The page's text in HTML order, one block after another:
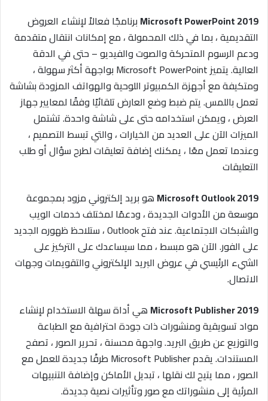
Microsoft PowerPoint 2019 برنامجًا فعالاً لإنشاء العروض
التقديمية ، بما في ذلك المحمولة ، مع إمكانات انتقال متقدمة
ودعم الرسوم المتحركة والصوت والفيديو – حتى في الدقة
العالية. يتميز Microsoft PowerPoint بواجهة أكثر سهولة ،
ومتكيفة مع أجهزة الكمبيوتر اللوحية والهواتف المزودة بشاشة
تعمل باللمس. يتم ضبط وضع العارض تلقائيًا وفقًا لمعايير جهاز
العرض ، ويمكن استخدامه حتى على شاشة واحدة. تشتمل
الميزات الآن على العديد من الخيارات ، والتي تبسط التصميم ،
وعندما تعمل معًا ، يمكنك إضافة تعليقات لطرح سؤال أو طلب
التعليقات
Microsoft Outlook 2019 هو بريد إلكتروني مزود بمجموعة
موسعة من الأدوات الجديدة ، ودعمًا لمختلف خدمات الويب
والشبكات الاجتماعية. عند فتح Outlook ، ستلاحظ ظهوره الجديد
على الفور. الآن هو مبسط ، مما سيساعدك على التركيز على
الشيء الرئيسي في عروض البريد الإلكتروني والتقويمات وجهات
الاتصال.
Microsoft Publisher 2019 هي أداة سهلة الاستخدام لإنشاء
مواد تسويقية ومنشورات ذات جودة احترافية مع الطباعة
والتوزيع عن طريق البريد. واجهة محسنة ، تحرير الصور ، تصفح
المستندات. يقدم Microsoft Publisher طرقًا جديدة للعمل مع
الصور ، مما يتيح لك نقلها ، تبديل الأماكن وإضافة التنبيهات
المرئية إلى منشوراتك مع صور وتأثيرات نصية جديدة.